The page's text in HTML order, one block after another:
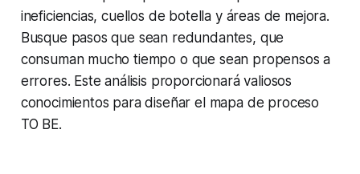
ineficiencias, cuellos de botella y áreas de mejora.
Busque pasos que sean redundantes, que
consuman mucho tiempo o que sean propensos a
errores. Este análisis proporcionará valiosos
conocimientos para diseñar el mapa de proceso
TO BE.